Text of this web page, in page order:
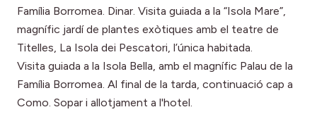
Família Borromea. Dinar. Visita guiada a la “Isola Mare”,
magnífic jardí de plantes exòtiques amb el teatre de
Titelles, La Isola dei Pescatori, l’única habitada.
Visita guiada a la Isola Bella, amb el magnífic Palau de la
Família Borromea. Al final de la tarda, continuació cap a
Como. Sopar i allotjament a l'hotel.